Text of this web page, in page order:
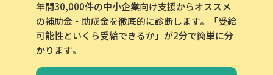
年間30,000件の中小企業向け支援からオススメ
の補助金・助成金を徹底的に診断します。「受給
可能性といくら受給できるか」が2分で簡単に分
かります。